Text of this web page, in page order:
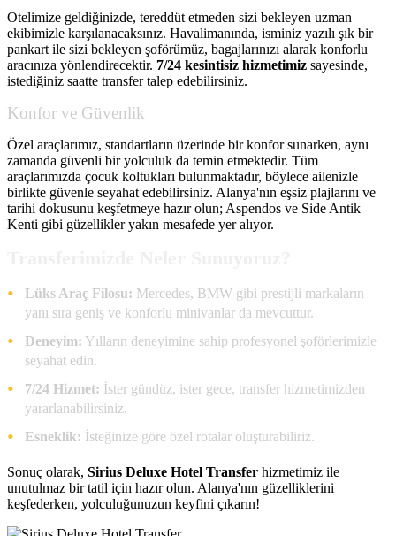
Otelimize geldiğinizde, tereddüt etmeden sizi bekleyen uzman
ekibimizle karşılanacaksınız. Havalimanında, isminiz yazılı şık bir
pankart ile sizi bekleyen şoförümüz, bagajlarınızı alarak konforlu
aracınıza yönlendirecektir. 7/24 kesintisiz hizmetimiz sayesinde,
istediğiniz saatte transfer talep edebilirsiniz.
Konfor ve Güvenlik
Özel araçlarımız, standartların üzerinde bir konfor sunarken, aynı
zamanda güvenli bir yolculuk da temin etmektedir. Tüm
araçlarımızda çocuk koltukları bulunmaktadır, böylece ailenizle
birlikte güvenle seyahat edebilirsiniz. Alanya'nın eşsiz plajlarını ve
tarihi dokusunu keşfetmeye hazır olun; Aspendos ve Side Antik
Kenti gibi güzellikler yakın mesafede yer alıyor.
Lüks Araç Filosu: Mercedes, BMW gibi prestijli markaların
yanı sıra geniş ve konforlu minivanlar da mevcuttur.
Deneyim: Yılların deneyimine sahip profesyonel şoförlerimizle
seyahat edin.
7/24 Hizmet: İster gündüz, ister gece, transfer hizmetimizden
yararlanabilirsiniz.
Esneklik: İsteğinize göre özel rotalar oluşturabiliriz.
Sonuç olarak, Sirius Deluxe Hotel Transfer hizmetimiz ile
unutulmaz bir tatil için hazır olun. Alanya'nın güzelliklerini
keşfederken, yolculuğunuzun keyfini çıkarın!